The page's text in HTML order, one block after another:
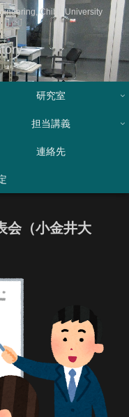
Chiba University
研究室
担当講義
連絡先
会（小金井大